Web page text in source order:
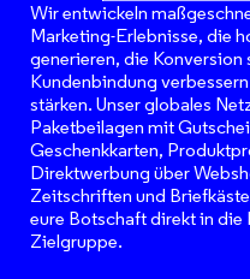
Wir entwickeln
Marketing-Erlebnisse, die
generieren, die Konversion
Kundenbindung
stärken. Unser globales
Paketbeilagen mit
Geschenkkarten,
Direktwerbung über
Zeitschriften und
eure Botschaft direkt in die
Zielgruppe.